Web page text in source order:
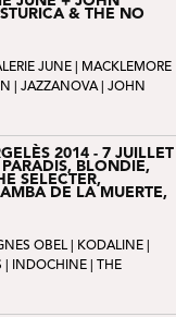
& THE NO
JUNE
MACKLEMORE
JAZZANOVA| JOHN
2014 - 7 JUILLET
BLONDIE,
SELECTER,
DE LA MUERTE,
OBEL| KODALINE
INDOCHINE | THE